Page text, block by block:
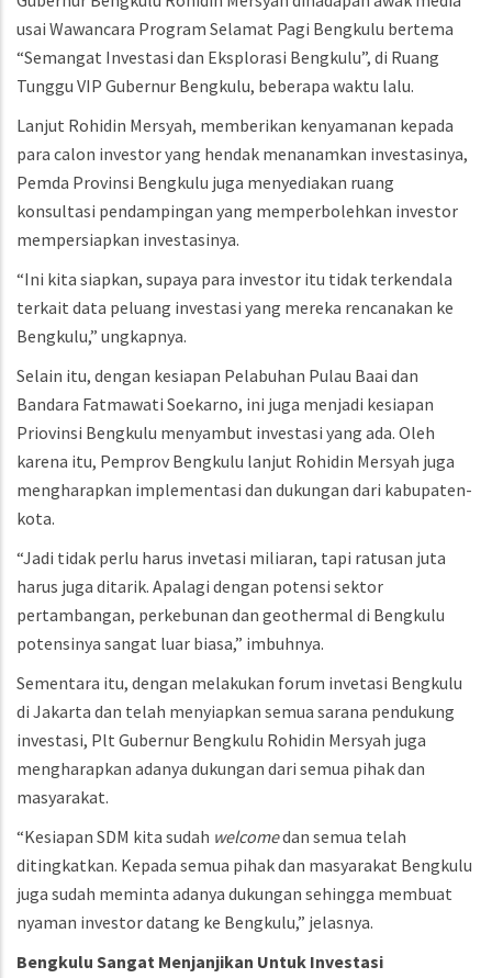
usai Wawancara Program Selamat Pagi Bengkulu bertema
“Semangat Investasi dan Eksplorasi Bengkulu”, di Ruang
Tunggu VIP Gubernur Bengkulu, beberapa waktu lalu.
Lanjut Rohidin Mersyah, memberikan kenyamanan kepada
para calon investor yang hendak menanamkan investasinya,
Pemda Provinsi Bengkulu juga menyediakan ruang
konsultasi pendampingan yang memperbolehkan investor
mempersiapkan investasinya.
“Ini kita siapkan, supaya para investor itu tidak terkendala
terkait data peluang investasi yang mereka rencanakan ke
Bengkulu,” ungkapnya.
Selain itu, dengan kesiapan Pelabuhan Pulau Baai dan
Bandara Fatmawati Soekarno, ini juga menjadi kesiapan
Priovinsi Bengkulu menyambut investasi yang ada. Oleh
karena itu, Pemprov Bengkulu lanjut Rohidin Mersyah juga
mengharapkan implementasi dan dukungan dari kabupaten-
kota.
“Jadi tidak perlu harus invetasi miliaran, tapi ratusan juta
harus juga ditarik. Apalagi dengan potensi sektor
pertambangan, perkebunan dan geothermal di Bengkulu
potensinya sangat luar biasa,” imbuhnya.
Sementara itu, dengan melakukan forum invetasi Bengkulu
di Jakarta dan telah menyiapkan semua sarana pendukung
investasi, Plt Gubernur Bengkulu Rohidin Mersyah juga
mengharapkan adanya dukungan dari semua pihak dan
masyarakat.
“Kesiapan SDM kita sudah welcomedan semua telah
ditingkatkan. Kepada semua pihak dan masyarakat Bengkulu
juga sudah meminta adanya dukungan sehingga membuat
nyaman investor datang ke Bengkulu,” jelasnya.
Bengkulu Sangat Menjanjikan Untuk Investasi